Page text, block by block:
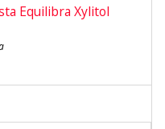
Equilibra Xylitol